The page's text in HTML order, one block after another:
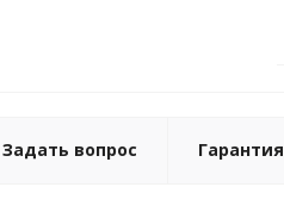
Задать вопрос Гарантия